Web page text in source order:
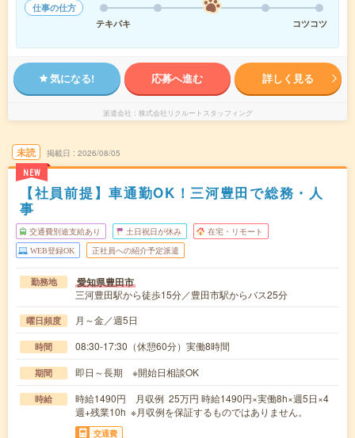
仕事の仕方
テキパキ
コツコツ
気になる! 応募へ進む 詳しく見る
派遣会社 株式会社リクルートスタッフィング
未読
NEW
掲載日 2026/08/05
【社員前提】車通勤OK！三河豊田で総務・人
事
交通費別途支給あり 土日祝日が休み 在宅・リモート
WEB登録OK 正社員への紹介予定派遣
勤務地 愛知県豊田市
三河豊田駅から徒歩15分／豊田市駅からバス25分
曜日頻度 月～金／週5日
時間 08:30-17:30（休憩60分）実働8時間
期間 即日～長期 ※開始日相談OK
時給
時給1490円 月収例 25万円 時給1490円×実働8h×週5日×4
週+残業10h ※月収例を保証するものではありません。
交通費